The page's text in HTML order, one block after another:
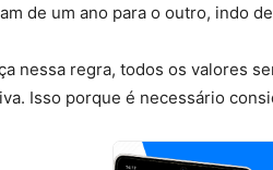
de um ano para o outro, indo
nessa regra, todos os valores
Isso porque é necessário